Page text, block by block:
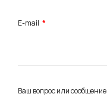
E-mail
Ваш вопрос или сообщение